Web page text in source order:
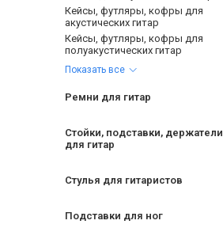
Кейсы, футляры, кофры для
акустических гитар
Кейсы, футляры, кофры для
полуакустических гитар
Показать все
Ремни для гитар
Стойки, подставки, держатели
для гитар
Стулья для гитаристов
Подставки для ног